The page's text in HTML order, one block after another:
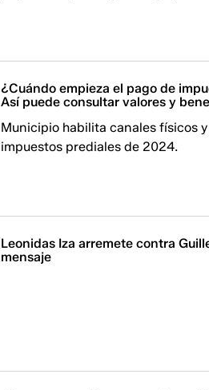
¿Cuándo empieza el pago de
Así puede consultar valores y
Municipio habilita canales físicos
impuestos prediales de 2024.
Leonidas Iza arremete contra
mensaje